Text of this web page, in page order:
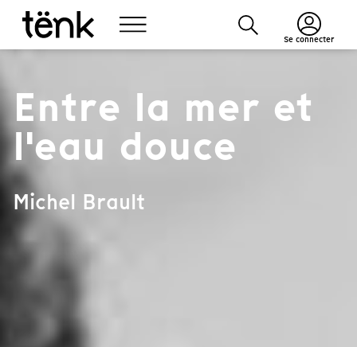
Se connecter
Entre la mer et
l'eau douce
Michel Brault